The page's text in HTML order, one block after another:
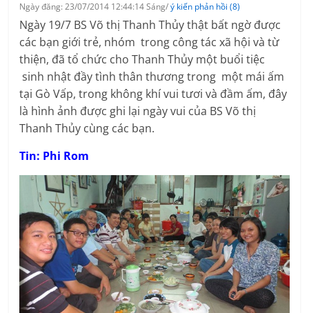
Ngày đăng: 23/07/2014 12:44:14 Sáng/ý kiến phản hồi (8)
Ngày 19/7 BS Võ thị Thanh Thủy thật bất ngờ được
các bạn giới trẻ, nhóm trong công tác xã hội và từ
thiện, đã tổ chức cho Thanh Thủy một buổi tiệc
sinh nhật đầy tình thân thương trong một mái ấm
tại Gò Vấp, trong không khí vui tươi và đầm ấm, đây
là hình ảnh được ghi lại ngày vui của BS Võ thị
Thanh Thủy cùng các bạn.
Tin: Phi Rom